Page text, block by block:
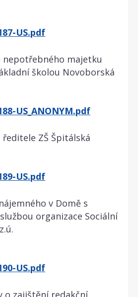
US.pdf
majetku
školou Novoborská
US_ANONYM.pdf
ZŠ Špitálská
US.pdf
v Domě s
organizace Sociální
US.pdf
o zajištění redakční